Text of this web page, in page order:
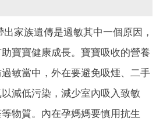
家族遺傳是過敏其中一個原因，
寶寶健康成長。寶寶吸收的營養
敏當中，外在要避免吸煙、二手
減低污染，減少室內吸入致敏
物質。內在孕媽媽要慎用抗生